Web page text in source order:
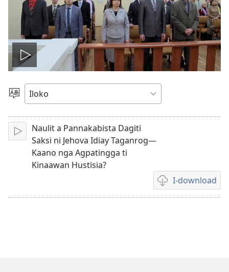
I-
play
ti
video
Agpili
Lengguahe
I-
play
Naulit a Pannakabista Dagiti
Saksi ni Jehova Idiay Taganrog—
Kaano nga Agpatingga ti
Kinaawan Hustisia?
I-download
Dagiti
opsion